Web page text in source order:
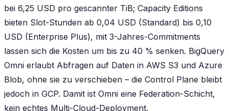
bei 6,25 USD pro gescannter TiB; Capacity Editions
bieten Slot-Stunden ab 0,04 USD (Standard) bis 0,10
USD (Enterprise Plus), mit 3-Jahres-Commitments
lassen sich die Kosten um bis zu 40 % senken. BigQuery
Omni erlaubt Abfragen auf Daten in AWS S3 und Azure
Blob, ohne sie zu verschieben – die Control Plane bleibt
jedoch in GCP. Damit ist Omni eine Federation-Schicht,
kein echtes Multi-Cloud-Deployment.